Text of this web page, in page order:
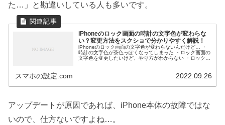
た…」と勘違いしている人も多いです。
iPhoneのロック画面の時計の文字色が変わらな
い？変更方法をスクショで分かりやすく解説！
iPhoneのロック画面の文字色が変わらないんだけど… ・
時計の文字色が茶色っぽくなってしまった ・ロック画面の
文字色を変更したいけど、やり方がわからない ・ロック画
スマホの設定.com 2022.09.26
アップデートが原因であれば、iPhone本体の故障ではな
いので、仕方ないですよね…。